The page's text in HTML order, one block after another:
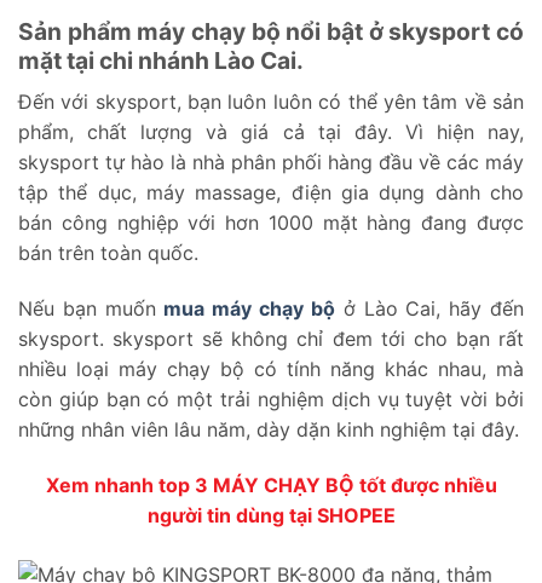
Sản phẩm máy chạy bộ nổi bật ở skysport có
mặt tại chi nhánh Lào Cai.
Đến với skysport, bạn luôn luôn có thể yên tâm về sản
phẩm, chất lượng và giá cả tại đây. Vì hiện nay,
skysport tự hào là nhà phân phối hàng đầu về các máy
tập thể dục, máy massage, điện gia dụng dành cho
bán công nghiệp với hơn 1000 mặt hàng đang được
bán trên toàn quốc.
Nếu bạn muốn mua máy chạy bộở Lào Cai, hãy đến
skysport. skysport sẽ không chỉ đem tới cho bạn rất
nhiều loại máy chạy bộ có tính năng khác nhau, mà
còn giúp bạn có một trải nghiệm dịch vụ tuyệt vời bởi
những nhân viên lâu năm, dày dặn kinh nghiệm tại đây.
Xem nhanh top 3 MÁY CHẠY BỘ tốt được nhiều
người tin dùng tại SHOPEE